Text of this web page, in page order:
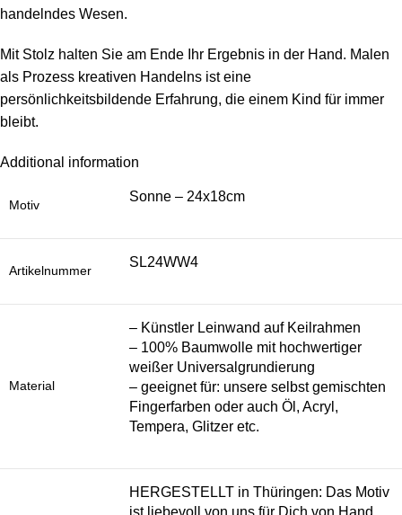
handelndes Wesen.
Mit Stolz halten Sie am Ende Ihr Ergebnis in der Hand. Malen
als Prozess kreativen Handelns ist eine
persönlichkeitsbildende Erfahrung, die einem Kind für immer
bleibt.
Additional information
Motiv
Sonne – 24x18cm
Artikelnummer
SL24WW4
Material
– Künstler Leinwand auf Keilrahmen
– 100% Baumwolle mit hochwertiger
weißer Universalgrundierung
– geeignet für: unsere selbst gemischten
Fingerfarben oder auch Öl, Acryl,
Tempera, Glitzer etc.
HERGESTELLT in Thüringen: Das Motiv
ist liebevoll von uns für Dich von Hand